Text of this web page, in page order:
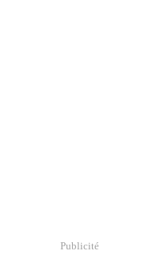
Publicité